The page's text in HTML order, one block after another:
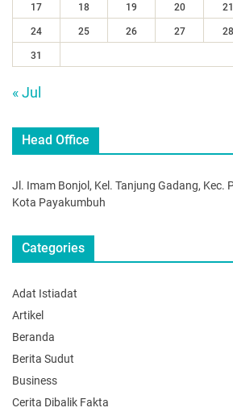
17 18 19 20 21
24 25 26 27 28
31
« Jul
Head Office
Jl. Imam Bonjol, Kel. Tanjung Gadang, Kec.
Kota Payakumbuh
Categories
Adat Istiadat
Artikel
Beranda
Berita Sudut
Business
Cerita Dibalik Fakta